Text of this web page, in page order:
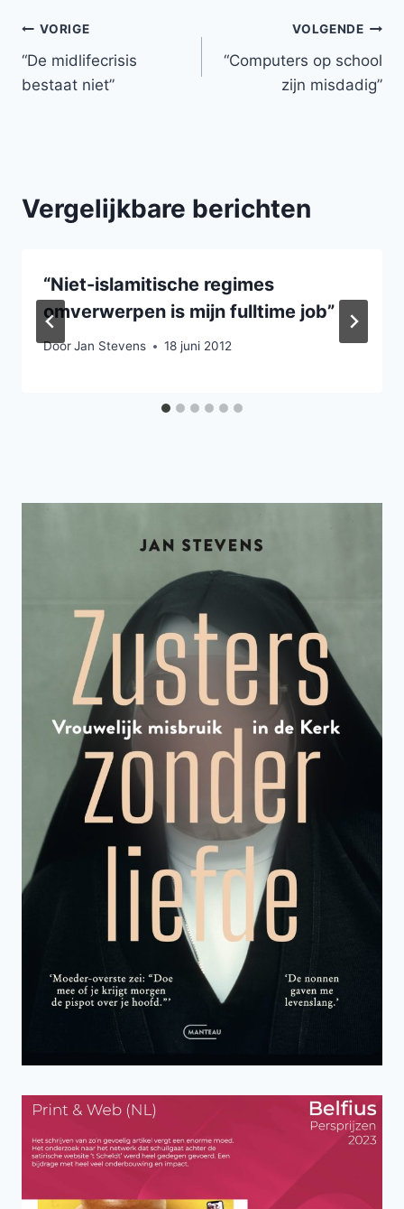
Bericht
navigatie
VORIGE
“De midlifecrisis
bestaat niet”
VOLGENDE
“Computers op school
zijn misdadig”
Vergelijkbare berichten
“Niet-islamitische regimes
omverwerpen is mijn fulltime job”
DoorJan Stevens 18 juni 2012